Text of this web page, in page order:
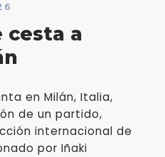
cesta a
en Milán, Italia,
de un partido,
internacional de
por Iñaki